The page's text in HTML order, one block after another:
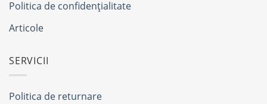
Politica de confidențialitate
Articole
SERVICII
Politica de returnare